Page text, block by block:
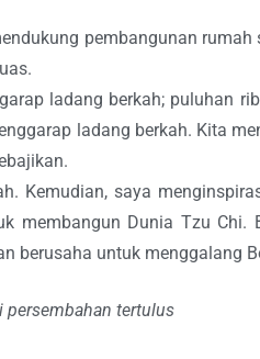
pembangunan
ladang berkah; puluhan
ladang berkah. Kita
Kemudian, saya
membangun Dunia Tzu
berusaha untuk menggalang
persembahan tertulus